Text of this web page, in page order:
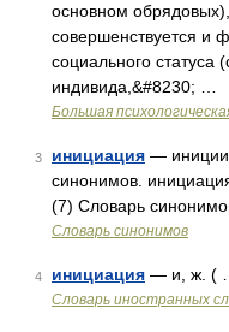
основном
совершенствуется и
социального статуса
индивида,&#8230; …
Большая
3 инициация —
синонимов.
(7) Словарь
Словарь синонимов
4 инициация — и, ж. ( …
Словарь иностранных